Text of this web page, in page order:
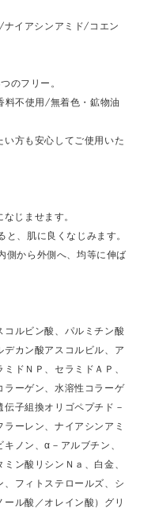
イアシンアミド/コエン
のフリー。
料不使用/無着色・鉱物油
方も安心してご使用いた
じませます。
、肌に良くなじみます。
側から外側へ、均等に伸ば
ルビン酸、パルミチン酸
カン酸アスコルビル、ア
ドＮＰ、セラミドＡＰ、
ラーゲン、水溶性コラーゲ
子組換オリゴペプチド－
ーレン、ナイアシンアミ
ノン、α－アルブチン、
ン酸リシンＮａ、白金、
フィトステロールズ、シ
ル酸／オレイン酸）グリ